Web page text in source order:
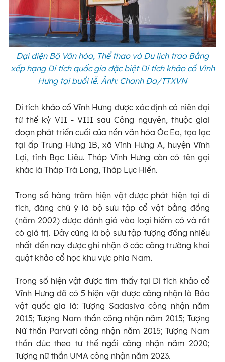
Đại diện Bộ Văn hóa, Thể thao và Du lịch trao Bằng
xếp hạng Di tích quốc gia đặc biệt Di tích khảo cổ Vĩnh
Hưng tại buổi lễ. Ảnh: Chanh Đa/TTXVN
Di tích khảo cổ Vĩnh Hưng được xác định có niên đại
từ thế kỷ VII - VIII sau Công nguyên, thuộc giai
đoạn phát triển cuối của nền văn hóa Óc Eo, tọa lạc
tại ấp Trung Hưng 1B, xã Vĩnh Hưng A, huyện Vĩnh
Lợi, tỉnh Bạc Liêu. Tháp Vĩnh Hưng còn có tên gọi
khác là Tháp Trà Long, Tháp Lục Hiền.
Trong số hàng trăm hiện vật được phát hiện tại di
tích, đáng chú ý là bộ sưu tập cổ vật bằng đồng
(năm 2002) được đánh giá vào loại hiếm có và rất
có giá trị. Đây cũng là bộ sưu tập tượng đồng nhiều
nhất đến nay được ghi nhận ở các công trường khai
quật khảo cổ học khu vực phía Nam.
Trong số hiện vật được tìm thấy tại Di tích khảo cổ
Vĩnh Hưng đã có 5 hiện vật được công nhận là Bảo
vật quốc gia là: Tượng Sadasiva công nhận năm
2015; Tượng Nam thần công nhận năm 2015; Tượng
Nữ thần Parvati công nhận năm 2015; Tượng Nam
thần đúc theo tư thế ngồi công nhận năm 2020;
Tượng nữ thần UMA công nhận năm 2023.